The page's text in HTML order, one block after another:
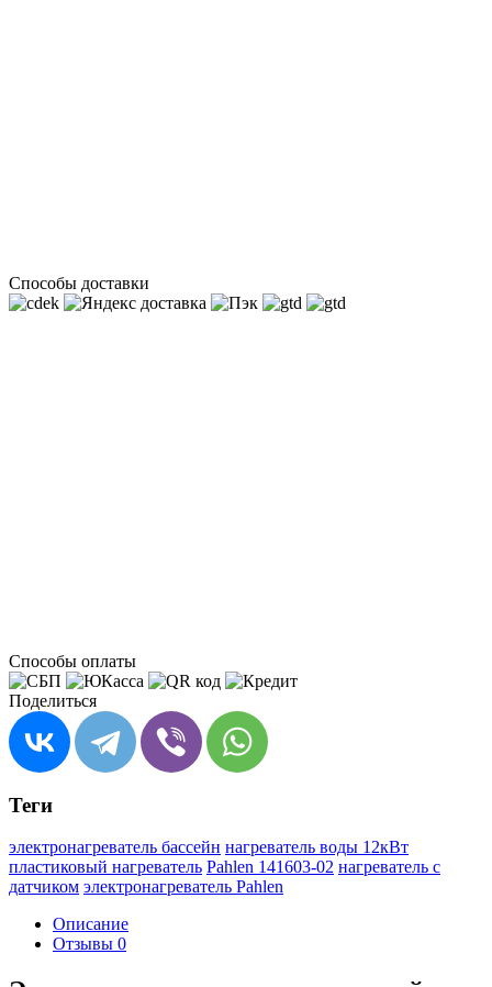
Способы доставки
Способы оплаты
Поделиться
Теги
электронагреватель бассейн нагреватель воды 12кВт
пластиковый нагреватель Pahlen 141603-02 нагреватель с
датчиком электронагреватель Pahlen
Описание
Отзывы 0